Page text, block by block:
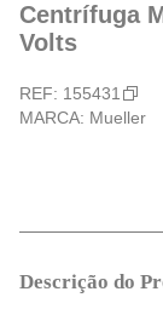
Centrífuga
Volts
REF: 155431
MARCA: Mueller
Descrição do